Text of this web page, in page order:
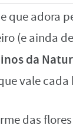
que adora
(e ainda
da
vale
das